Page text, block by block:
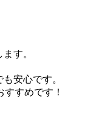
す。
安心です。
すめです！